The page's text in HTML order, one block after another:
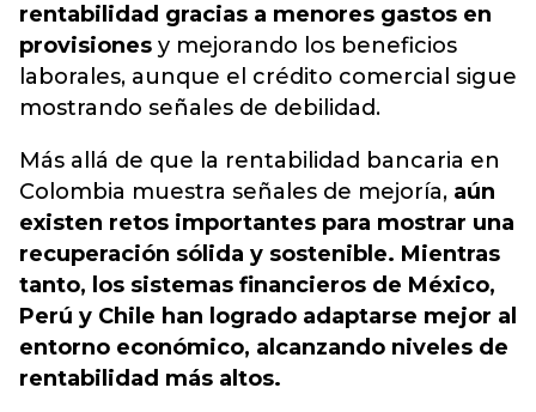
rentabilidad gracias a menores gastos en
provisiones y mejorando los beneficios
laborales, aunque el crédito comercial sigue
mostrando señales de debilidad.
Más allá de que la rentabilidad bancaria en
Colombia muestra señales de mejoría, aún
existen retos importantes para mostrar una
recuperación sólida y sostenible. Mientras
tanto, los sistemas financieros de México,
Perú y Chile han logrado adaptarse mejor al
entorno económico, alcanzando niveles de
rentabilidad más altos.